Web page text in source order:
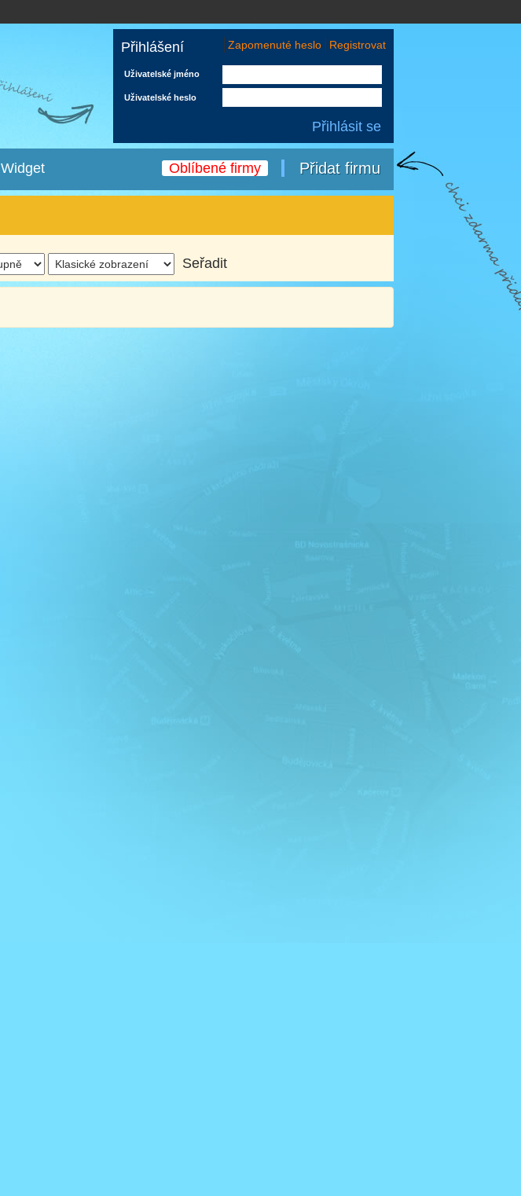
Přihlášení Registrovat
Zapomenuté heslo
Uživatelské jméno
Uživatelské heslo
Přidat firmu
Widget Oblíbené firmy